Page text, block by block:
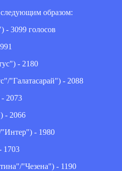
образом:
3099 голосов
- 2180
"Галатасарай") - 2088
2073
- 2066
- 1980
1703
"Чезена") - 1190